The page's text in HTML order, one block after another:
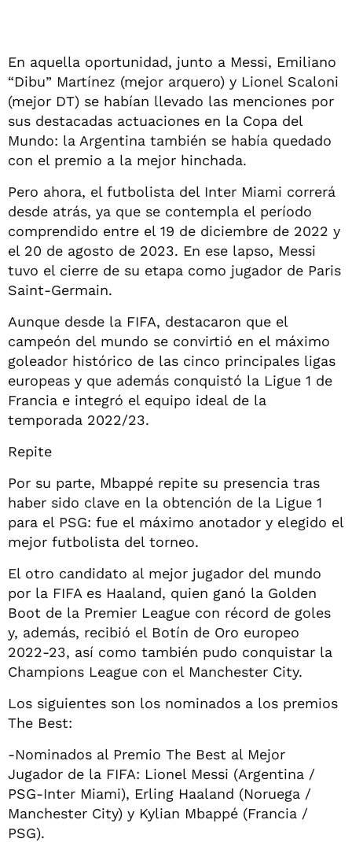
En aquella oportunidad, junto a Messi, Emiliano
“Dibu” Martínez (mejor arquero) y Lionel Scaloni
(mejor DT) se habían llevado las menciones por
sus destacadas actuaciones en la Copa del
Mundo: la Argentina también se había quedado
con el premio a la mejor hinchada.
Pero ahora, el futbolista del Inter Miami correrá
desde atrás, ya que se contempla el período
comprendido entre el 19 de diciembre de 2022 y
el 20 de agosto de 2023. En ese lapso, Messi
tuvo el cierre de su etapa como jugador de Paris
Saint-Germain.
Aunque desde la FIFA, destacaron que el
campeón del mundo se convirtió en el máximo
goleador histórico de las cinco principales ligas
europeas y que además conquistó la Ligue 1 de
Francia e integró el equipo ideal de la
temporada 2022/23.
Repite
Por su parte, Mbappé repite su presencia tras
haber sido clave en la obtención de la Ligue 1
para el PSG: fue el máximo anotador y elegido el
mejor futbolista del torneo.
El otro candidato al mejor jugador del mundo
por la FIFA es Haaland, quien ganó la Golden
Boot de la Premier League con récord de goles
y, además, recibió el Botín de Oro europeo
2022-23, así como también pudo conquistar la
Champions League con el Manchester City.
Los siguientes son los nominados a los premios
The Best:
-Nominados al Premio The Best al Mejor
Jugador de la FIFA: Lionel Messi (Argentina /
PSG-Inter Miami), Erling Haaland (Noruega /
Manchester City) y Kylian Mbappé (Francia /
PSG).